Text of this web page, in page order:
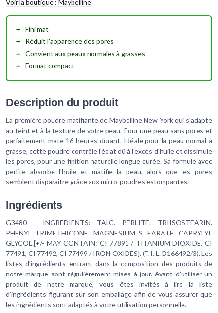
Voir la boutique : Maybelline
＋ Fini mat
＋
Réduit l'apparence des pores
＋ Convient aux peaux normales à grasses
＋ Format compact
Description du produit
La première poudre matifiante de Maybelline New York qui s'adapte
au teint et à la texture de votre peau. Pour une peau sans pores et
parfaitement mate 16 heures durant. Idéale pour la peau normal à
grasse, cette poudre contrôle l'éclat dû à l'excès d'huile et dissimule
les pores, pour une finition naturelle longue durée. Sa formule avec
perlite absorbe l'huile et matifie la peau, alors que les pores
semblent disparaître grâce aux micro-poudres estompantes.
Ingrédients
G3480 - INGREDIENTS: TALC. PERLITE. TRIISOSTEARIN.
PHENYL TRIMETHICONE. MAGNESIUM STEARATE. CAPRYLYL
GLYCOL.[+/- MAY CONTAIN: CI 77891 / TITANIUM DIOXIDE. CI
77491, CI 77492, CI 77499 / IRON OXIDES]. (F. I. L. D166492/3). Les
listes d’ingrédients entrant dans la composition des produits de
notre marque sont régulièrement mises à jour. Avant d’utiliser un
produit de notre marque, vous êtes invités à lire la liste
d’ingrédients figurant sur son emballage afin de vous assurer que
les ingrédients sont adaptés à votre utilisation personnelle.